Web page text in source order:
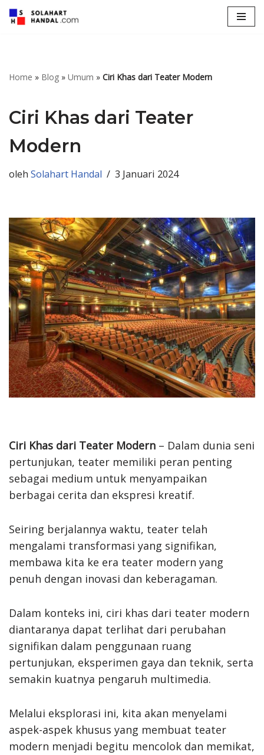
Home » Blog » Umum » Ciri Khas dari Teater Modern
Ciri Khas dari Teater
Modern
oleh Solahart Handal 3 Januari 2024
Ciri Khas dari Teater Modern – Dalam dunia seni
pertunjukan, teater memiliki peran penting
sebagai medium untuk menyampaikan
berbagai cerita dan ekspresi kreatif.
Seiring berjalannya waktu, teater telah
mengalami transformasi yang signifikan,
membawa kita ke era teater modern yang
penuh dengan inovasi dan keberagaman.
Dalam konteks ini, ciri khas dari teater modern
diantaranya dapat terlihat dari perubahan
signifikan dalam penggunaan ruang
pertunjukan, eksperimen gaya dan teknik, serta
semakin kuatnya pengaruh multimedia.
Melalui eksplorasi ini, kita akan menyelami
aspek-aspek khusus yang membuat teater
modern menjadi begitu mencolok dan memikat,